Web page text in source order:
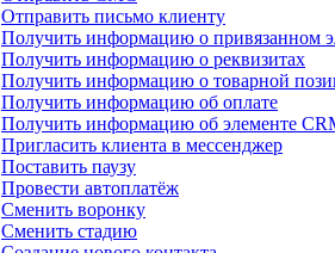
Отправить письмо клиенту
Получить информацию о привязанном
Получить информацию о реквизитах
Получить информацию о товарной
Получить информацию об оплате
Получить информацию об элементе
Пригласить клиента в мессенджер
Поставить паузу
Провести автоплатёж
Сменить воронку
Сменить стадию